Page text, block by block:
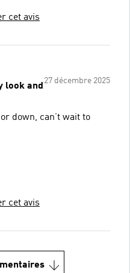
cet avis
27 décembre 2025
look and
down, can’t wait to
cet avis